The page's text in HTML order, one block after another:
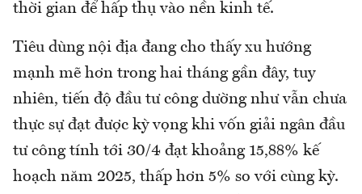
thời gian để hấp thụ vào nền kinh tế.
Tiêu dùng nội địa đang cho thấy xu hướng
mạnh mẽ hơn trong hai tháng gần đây, tuy
nhiên, tiến độ đầu tư công dường như vẫn chưa
thực sự đạt được kỳ vọng khi vốn giải ngân đầu
tư công tính tới 30/4 đạt khoảng 15,88% kế
hoạch năm 2025, thấp hơn 5% so với cùng kỳ.